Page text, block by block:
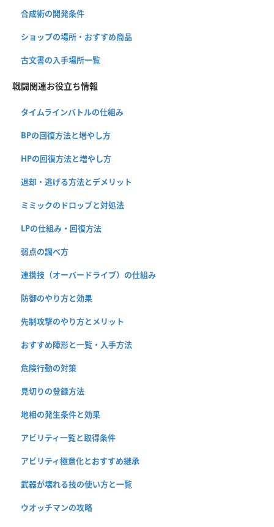
合成術の開発条件
ショップの場所・おすすめ商品
古文書の入手場所一覧
戦闘関連お役立ち情報
タイムラインバトルの仕組み
BPの回復方法と増やし方
HPの回復方法と増やし方
退却・逃げる方法とデメリット
ミミックのドロップと対処法
LPの仕組み・回復方法
弱点の調べ方
連携技（オーバードライブ）の仕組み
防御のやり方と効果
先制攻撃のやり方とメリット
おすすめ陣形と一覧・入手方法
危険行動の対策
見切りの登録方法
地相の発生条件と効果
アビリティ一覧と取得条件
アビリティ極意化とおすすめ継承
武器が壊れる技の使い方と一覧
ウオッチマンの攻略